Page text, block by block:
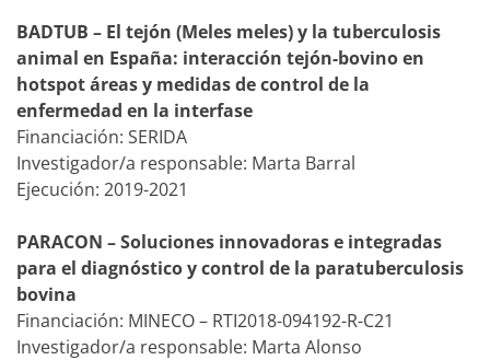
BADTUB – El tejón (Meles meles) y la tuberculosis
animal en España: interacción tejón-bovino en
hotspot áreas y medidas de control de la
enfermedad en la interfase
Financiación: SERIDA
Investigador/a responsable: Marta Barral
Ejecución: 2019-2021
PARACON – Soluciones innovadoras e integradas
para el diagnóstico y control de la paratuberculosis
bovina
Financiación: MINECO – RTI2018-094192-R-C21
Investigador/a responsable: Marta Alonso